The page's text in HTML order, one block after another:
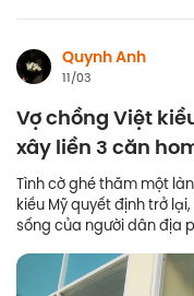
Quynh Anh
11/03
Vợ chồng Việt
xây liền 3 căn
Tình cờ ghé thăm một
kiều Mỹ quyết định trở
sống của người dân địa